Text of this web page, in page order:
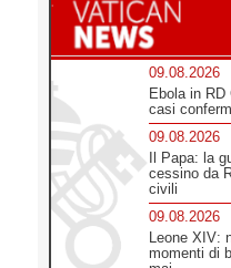
09.08.2026
Ebola in
casi
09.08.2026
Il Papa: la
cessino da
civili
09.08.2026
Leone XIV:
momenti di